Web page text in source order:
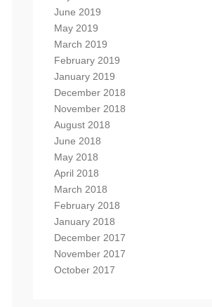
June 2019
May 2019
March 2019
February 2019
January 2019
December 2018
November 2018
August 2018
June 2018
May 2018
April 2018
March 2018
February 2018
January 2018
December 2017
November 2017
October 2017